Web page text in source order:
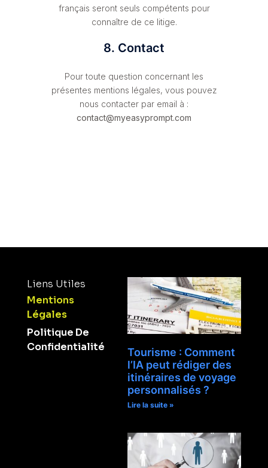
français seront seuls compétents pour
connaître de ce litige.
8. Contact
Pour toute question concernant les
présentes mentions légales, vous pouvez
nous contacter par email à :
contact@myeasyprompt.com
Liens Utiles
Mentions
Légales
Politique De
Confidentialité
Tourisme : Comment
l’IA peut rédiger des
itinéraires de voyage
personnalisés ?
Lire la suite »